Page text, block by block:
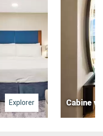
Explorer Cabine